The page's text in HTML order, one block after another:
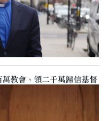
教會、領二千萬歸信基督